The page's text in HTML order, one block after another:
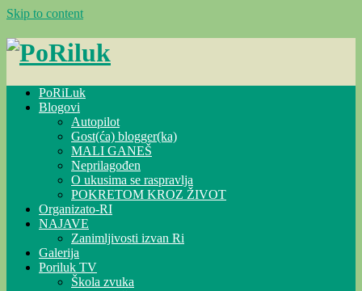
Skip to content
PoRiLuk
Blogovi
Autopilot
Gost(ća) blogger(ka)
MALI GANEŠ
Neprilagođen
O ukusima se raspravlja
POKRETOM KROZ ŽIVOT
Organizato-RI
NAJAVE
Zanimljivosti izvan Ri
Galerija
Poriluk TV
Škola zvuka